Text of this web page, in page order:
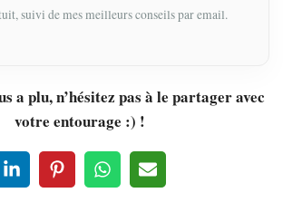
suivi de mes meilleurs conseils par email.
a plu, n’hésitez pas à le partager avec
votre entourage :) !